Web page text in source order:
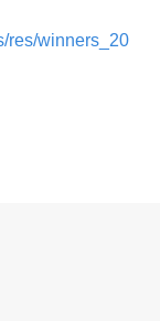
res/winners_20